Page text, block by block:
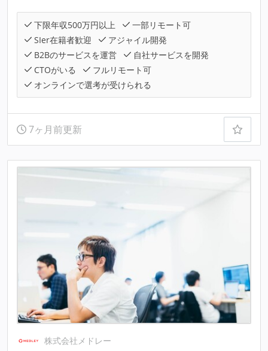
下限年収500万円以上
一部リモート可
SIer在籍者歓迎
アジャイル開発
B2Bのサービスを運営
自社サービスを開発
CTOがいる
フルリモート可
オンラインで選考が受けられる
7ヶ月前更新
株式会社メドレー